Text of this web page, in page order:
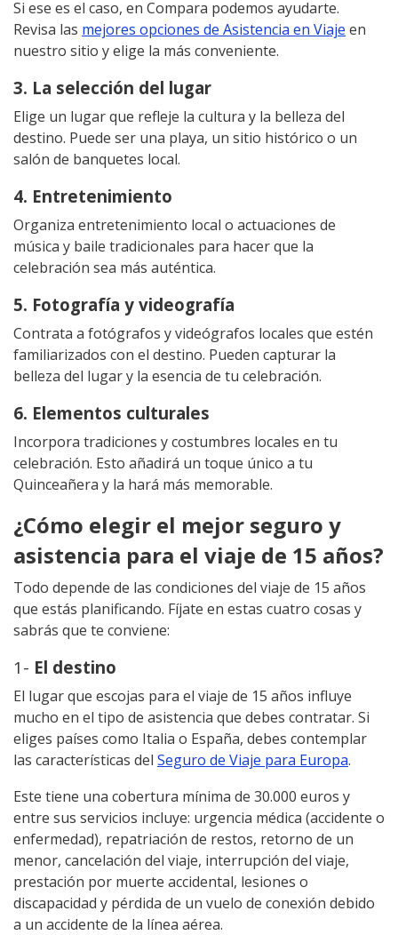
Si ese es el caso, en Compara podemos ayudarte.
Revisa las mejores opciones de Asistencia en Viaje en
nuestro sitio y elige la más conveniente.
3. La selección del lugar
Elige un lugar que refleje la cultura y la belleza del
destino. Puede ser una playa, un sitio histórico o un
salón de banquetes local.
4. Entretenimiento
Organiza entretenimiento local o actuaciones de
música y baile tradicionales para hacer que la
celebración sea más auténtica.
5. Fotografía y videografía
Contrata a fotógrafos y videógrafos locales que estén
familiarizados con el destino. Pueden capturar la
belleza del lugar y la esencia de tu celebración.
6. Elementos culturales
Incorpora tradiciones y costumbres locales en tu
celebración. Esto añadirá un toque único a tu
Quinceañera y la hará más memorable.
¿Cómo elegir el mejor seguro y
asistencia para el viaje de 15 años?
Todo depende de las condiciones del viaje de 15 años
que estás planificando. Fíjate en estas cuatro cosas y
sabrás que te conviene:
1- El destino
El lugar que escojas para el viaje de 15 años influye
mucho en el tipo de asistencia que debes contratar. Si
eliges países como Italia o España, debes contemplar
las características del Seguro de Viaje para Europa.
Este tiene una cobertura mínima de 30.000 euros y
entre sus servicios incluye: urgencia médica (accidente o
enfermedad), repatriación de restos, retorno de un
menor, cancelación del viaje, interrupción del viaje,
prestación por muerte accidental, lesiones o
discapacidad y pérdida de un vuelo de conexión debido
a un accidente de la línea aérea.